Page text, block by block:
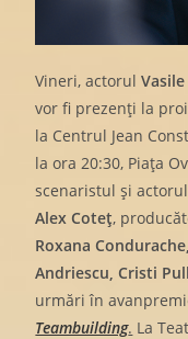
Vineri, actorul
vor fi prezenți la
la Centrul Jean
la ora 20:30, Piața
scenaristul și actorul
Alex Coteț,
Roxana
Andriescu, Cristi
urmări în
Teambuilding. La